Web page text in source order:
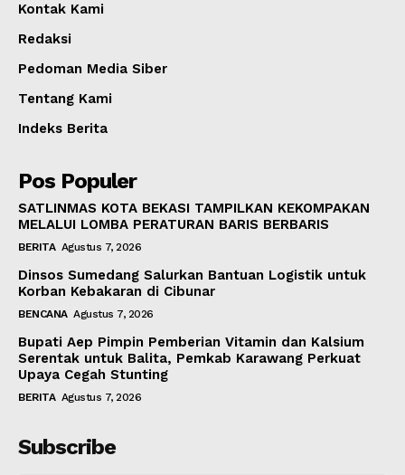
Kontak Kami
Redaksi
Pedoman Media Siber
Tentang Kami
Indeks Berita
Pos Populer
SATLINMAS KOTA BEKASI TAMPILKAN KEKOMPAKAN
MELALUI LOMBA PERATURAN BARIS BERBARIS
BERITA Agustus 7, 2026
Dinsos Sumedang Salurkan Bantuan Logistik untuk
Korban Kebakaran di Cibunar
BENCANA Agustus 7, 2026
Bupati Aep Pimpin Pemberian Vitamin dan Kalsium
Serentak untuk Balita, Pemkab Karawang Perkuat
Upaya Cegah Stunting
BERITA Agustus 7, 2026
Subscribe